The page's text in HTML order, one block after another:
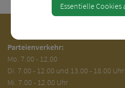
Parteienverkehr:
Mo. 7.00 - 12.00
Di. 7.00 - 12.00 und 13.00 - 18.00 Uhr
Mi. 7.00 - 12.00 Uhr
Essentielle Cookies